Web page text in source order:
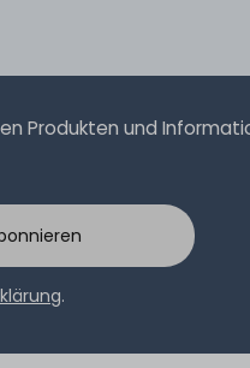
Produkten und
.